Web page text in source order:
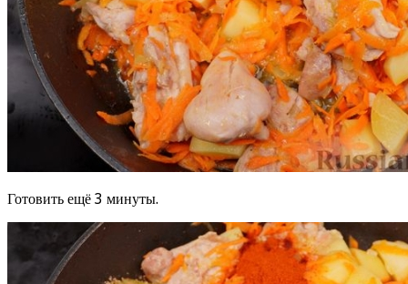
Готовить ещё 3 минуты.